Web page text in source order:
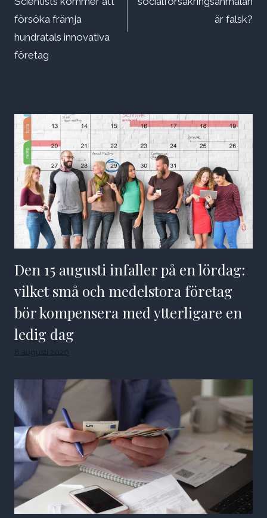
försöka främja
hundratals innovativa
företag
är falsk?
Den 15 augusti infaller på en lördag:
vilket små och medelstora företag
bör kompensera med ytterligare en
ledig dag
8 augusti 2026